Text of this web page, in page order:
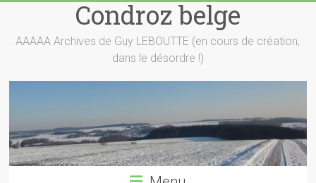
content
Condroz belge
AAAAA Archives de Guy LEBOUTTE (en cours de création,
dans le désordre !)